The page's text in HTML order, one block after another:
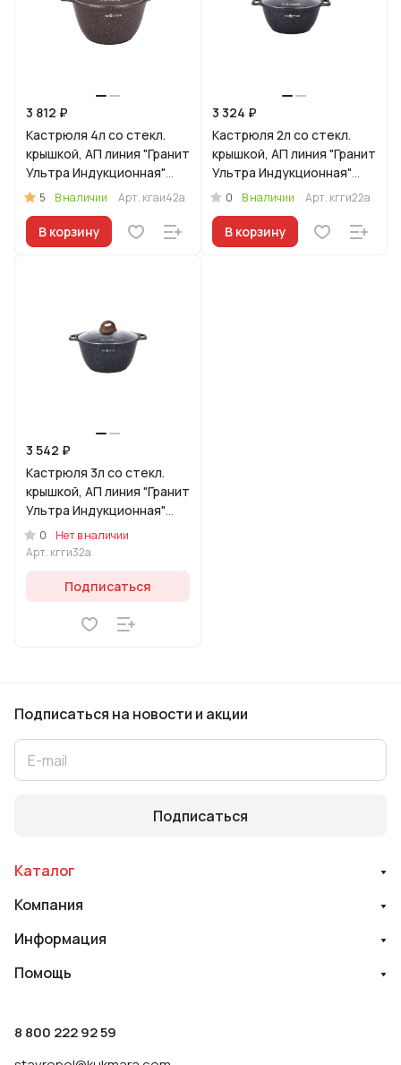
3 812 ₽
Кастрюля 4л со стекл.
крышкой, АП линия "Гранит
Ультра Индукционная"
(Красный)
5 В наличии Арт. кгаи42а
В корзину
3 324 ₽
Кастрюля 2л со стекл.
крышкой, АП линия "Гранит
Ультра Индукционная"
(Синий)
0 В наличии Арт. кгги22а
В корзину
3 542 ₽
Кастрюля 3л со стекл.
крышкой, АП линия "Гранит
Ультра Индукционная"
(Синий)
0
Нет в наличии
Арт. кгги32а
Подписаться
Подписаться на новости и акции
Подписаться
Каталог
Компания
Информация
Помощь
8 800 222 92 59